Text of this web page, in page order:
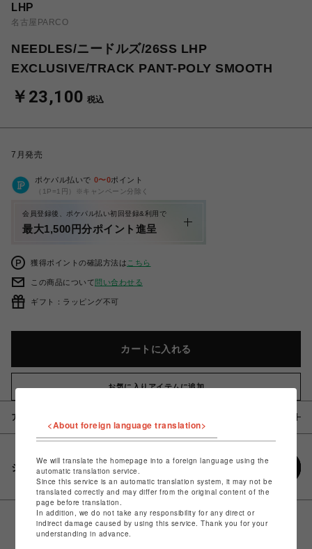
LHP
名古屋PARCO
NEEDLES/ニードルズ/26SS LHP
EXCLUSIVE/TRACK PANT-POLY SMOOTH
￥23,100 税込
7月発売
ポケパル払いで 0〜0ポイント
（1P=1円）※キャンペーン分除く
会員登録後、ポケパル払い初回登録&利用で
最大1,500円分ポイント進呈
獲得ポイントの確認方法は こちら
この商品について問い合わせる
ギフト：ラッピング不可
カートに入れる
お気に入りアイテムに追加
アイテム説明 / 素材
シェアする
<About foreign language translation>
We will translate the homepage into a foreign language using the
automatic translation service.
Since this service is an automatic translation system, it may not be
translated correctly and may differ from the original content of the
page before translation.
In addition, we do not take any responsibility for any direct or
indirect damage caused by using this service. Thank you for your
understanding in advance.